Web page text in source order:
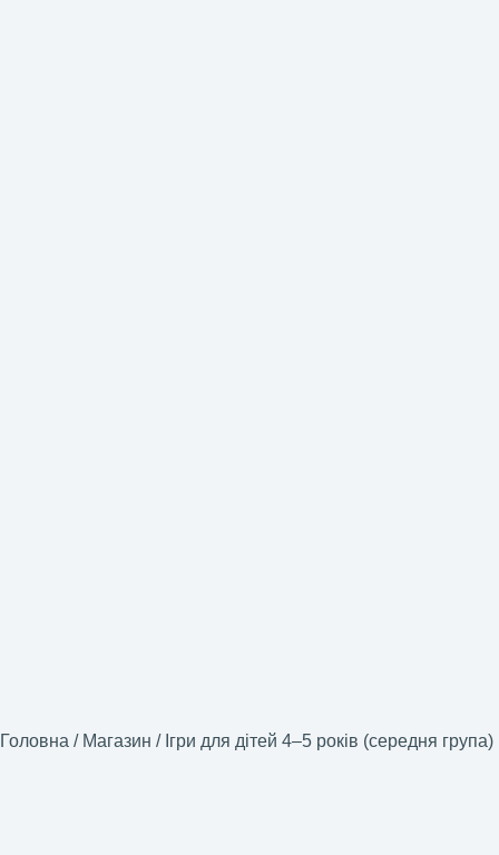
Головна / Магазин / Ігри для дітей 4–5 років (середня група)